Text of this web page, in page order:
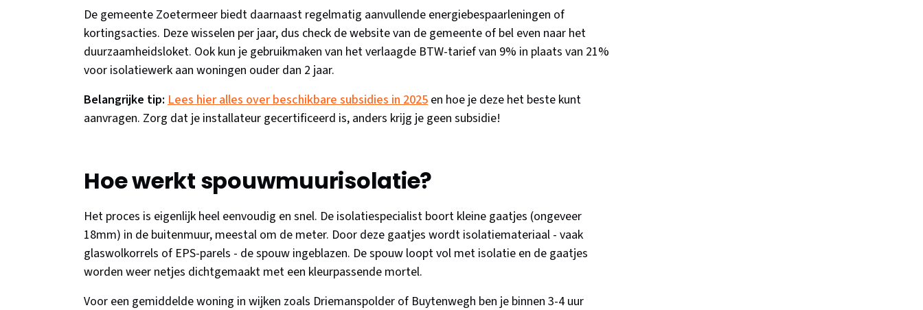
De gemeente Zoetermeer biedt daarnaast regelmatig aanvullende energiebespaarleningen of
kortingsacties. Deze wisselen per jaar, dus check de website van de gemeente of bel even naar het
duurzaamheidsloket. Ook kun je gebruikmaken van het verlaagde BTW-tarief van 9% in plaats van 21%
voor isolatiewerk aan woningen ouder dan 2 jaar.
Belangrijke tip: Lees hier alles over beschikbare subsidies in 2025 en hoe je deze het beste kunt
aanvragen. Zorg dat je installateur gecertificeerd is, anders krijg je geen subsidie!
Hoe werkt spouwmuurisolatie?
Het proces is eigenlijk heel eenvoudig en snel. De isolatiespecialist boort kleine gaatjes (ongeveer
18mm) in de buitenmuur, meestal om de meter. Door deze gaatjes wordt isolatiemateriaal - vaak
glaswolkorrels of EPS-parels - de spouw ingeblazen. De spouw loopt vol met isolatie en de gaatjes
worden weer netjes dichtgemaakt met een kleurpassende mortel.
Voor een gemiddelde woning in wijken zoals Driemanspolder of Buytenwegh ben je binnen 3-4 uur